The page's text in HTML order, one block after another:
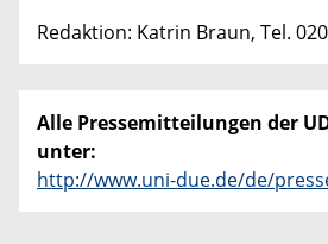
Redaktion: Katrin Braun, Tel.
Alle Pressemitteilungen der
unter:
http://www.uni-due.de/de/